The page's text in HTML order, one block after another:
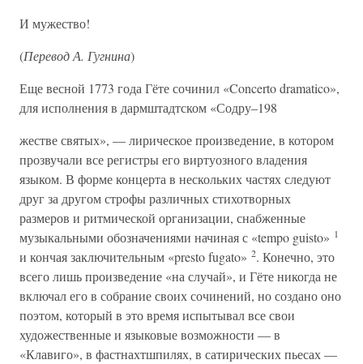
И мужество!
(Перевод А. Гугнина)
Еще весной 1773 года Гёте сочинил «Concerto dramatico»,
для исполнения в дармштадтском «Содру–198
жестве святых», — лирическое произведение, в котором
прозвучали все регистры его виртуозного владения
языком. В форме концерта в нескольких частях следуют
друг за другом строфы различных стихотворных
размеров и ритмической организации, снабженные
музыкальными обозначениями начиная с «tempo guisto» 1
и кончая заключительным «presto fugato» 2. Конечно, это
всего лишь произведение «на случай», и Гёте никогда не
включал его в собрание своих сочинений, но создано оно
поэтом, который в это время испытывал все свои
художественные и языковые возможности — в
«Клавиго», в фастнахтшпилях, в сатирических пьесах —